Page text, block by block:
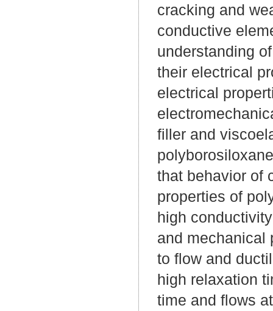
cracking and
conductive
understanding
their electrical
electrical
filler and
that behavior of
properties of
high
and mechanical
to flow and
high relaxation
time and flows